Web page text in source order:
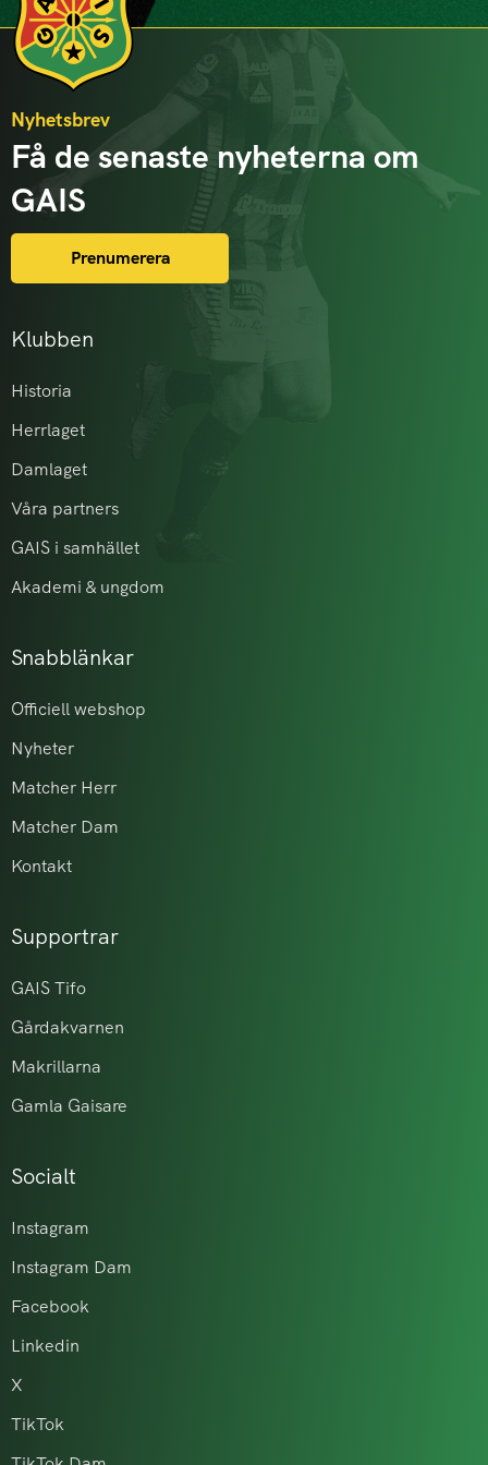
Klubben
Historia
Herrlaget
Damlaget
Våra partners
GAIS i samhället
Akademi & ungdom
Snabblänkar
Officiell webshop
Nyheter
Matcher Herr
Matcher Dam
Kontakt
Supportrar
GAIS Tifo
Gårdakvarnen
Makrillarna
Gamla Gaisare
Socialt
Instagram
Instagram Dam
Facebook
Linkedin
X
TikTok
Nyhetsbrev
Få de senaste nyheterna om
GAIS
Prenumerera